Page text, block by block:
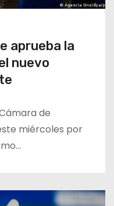
aprueba la
nuevo
de
miércoles por